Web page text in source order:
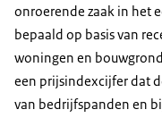
onroerende zaak in het
bepaald op basis van
woningen en
een prijsindexcijfer dat
van bedrijfspanden en